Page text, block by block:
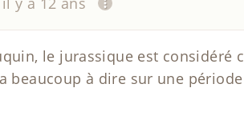
le jurassique est considéré
beaucoup à dire sur une